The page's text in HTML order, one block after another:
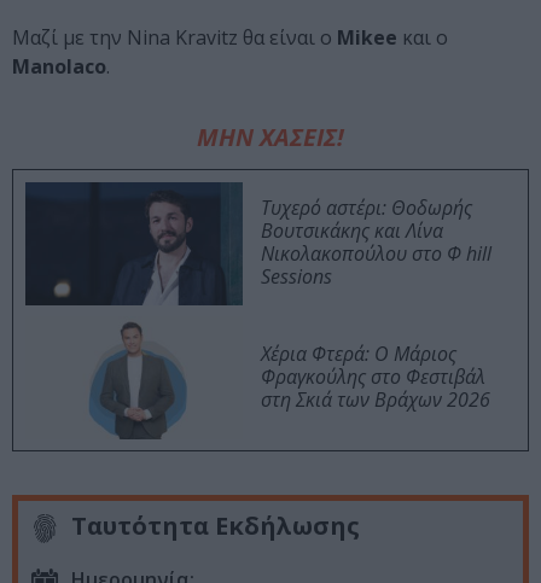
Μαζί με την Nina Kravitz θα είναι ο Mikee και ο
Manolaco.
ΜΗΝ ΧΑΣΕΙΣ!
Τυχερό αστέρι: Θοδωρής
Βουτσικάκης και Λίνα
Νικολακοπούλου στο Φ hill
Sessions
Χέρια Φτερά: Ο Μάριος
Φραγκούλης στο Φεστιβάλ
στη Σκιά των Βράχων 2026
Ταυτότητα Εκδήλωσης